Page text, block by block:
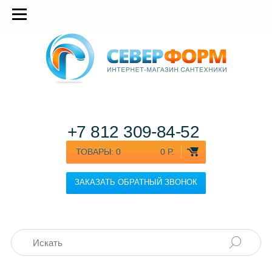
ТОВАРЫ: 0 0 Р.
ЗАКАЗАТЬ ОБРАТНЫЙ ЗВОНОК
+7 812 309-84-52